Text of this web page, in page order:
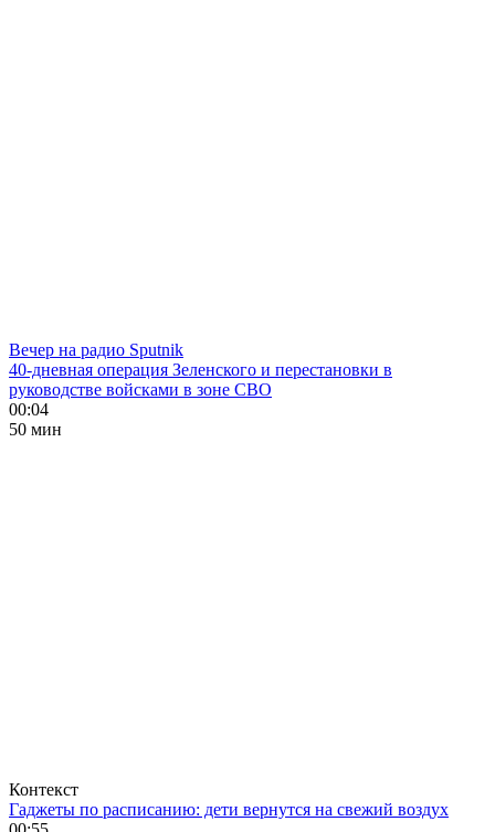
Вечер на радио Sputnik
40-дневная операция Зеленского и перестановки в
руководстве войсками в зоне СВО
00:04
50 мин
Контекст
Гаджеты по расписанию: дети вернутся на свежий воздух